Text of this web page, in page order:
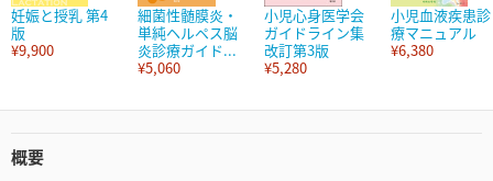
妊娠と授乳 第4
版
¥9,900
細菌性髄膜炎・
単純ヘルペス脳
炎診療ガイド...
¥5,060
小児心身医学会
ガイドライン集
改訂第3版
¥5,280
小児血液疾患診
療マニュアル
¥6,380
概要